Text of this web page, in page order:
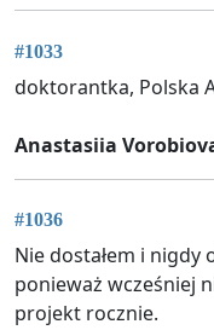
#1033
doktorantka, Polska
Anastasiia
#1036
Nie dostałem i nigdy
ponieważ wcześniej
projekt rocznie.